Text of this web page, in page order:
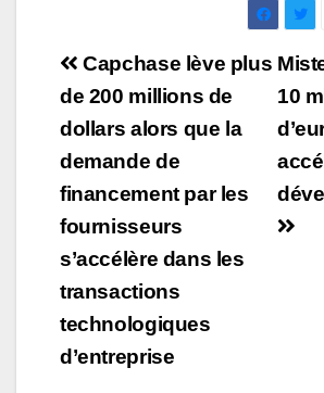
Navigation
de
l’article
10
Capchase lève plus
de 200 millions de
dollars alors que la
demande de
financement par les
fournisseurs
s’accélère dans les
transactions
technologiques
d’entreprise